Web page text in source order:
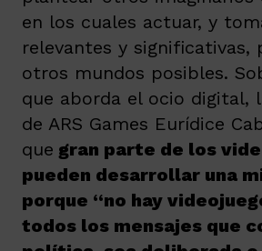
en los cuales actuar, y
relevantes y significativas,
otros mundos posibles.
que aborda el ocio digital,
de ARS Games Eurídice
que gran parte de los
pueden desarrollar una
porque “no hay
todos los mensajes que